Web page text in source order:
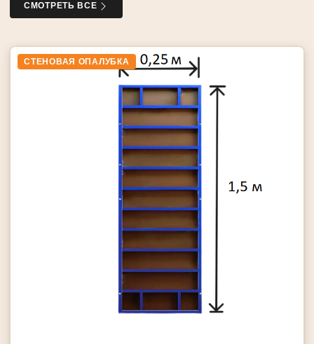
СМОТРЕТЬ ВСЕ
СТЕНОВАЯ ОПАЛУБКА